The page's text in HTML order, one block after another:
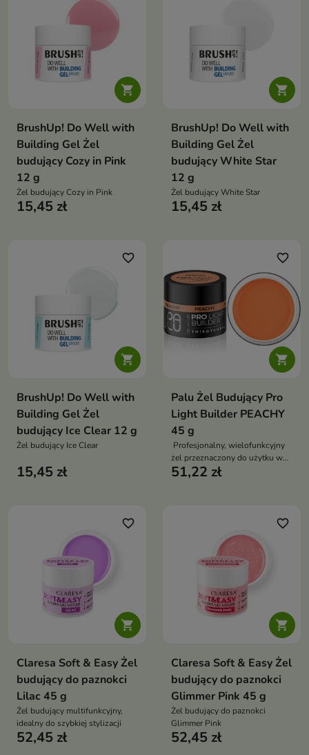

BrushUp! Do Well with
Building Gel Żel
budujący Cozy in Pink
12 g
Żel budujący Cozy in Pink
15,45 zł

BrushUp! Do Well with
Building Gel Żel
budujący White Star
12 g
Żel budujący White Star
15,45 zł

favorite_border
BrushUp! Do Well with
Building Gel Żel
budujący Ice Clear 12 g
Żel budujący Ice Clear
15,45 zł

favorite_border
Palu Żel Budujący Pro
Light Builder PEACHY
45 g
Profesjonalny, wielofunkcyjny
żel przeznaczony do użytku w
salonach, opracowany z myślą o
51,22 zł

favorite_border
Claresa Soft & Easy Żel
budujący do paznokci
Lilac 45 g
Żel budujący multifunkcyjny,
idealny do szybkiej stylizacji
52,45 zł

favorite_border
Claresa Soft & Easy Żel
budujący do paznokci
Glimmer Pink 45 g
Żel budujący do paznokci
Glimmer Pink
52,45 zł